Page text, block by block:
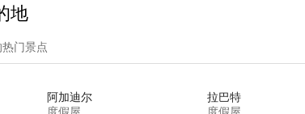
地
门景点
阿加迪尔
拉巴特